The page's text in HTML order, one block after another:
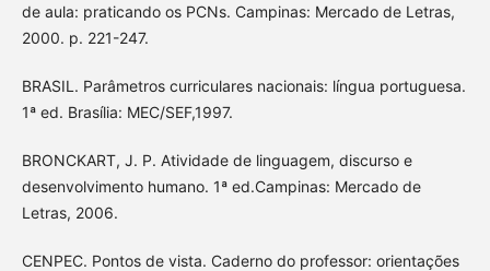
de aula: praticando os PCNs. Campinas: Mercado de Letras,
2000. p. 221-247.
BRASIL. Parâmetros curriculares nacionais: língua portuguesa.
1ª ed. Brasília: MEC/SEF,1997.
BRONCKART, J. P. Atividade de linguagem, discurso e
desenvolvimento humano. 1ª ed.Campinas: Mercado de
Letras, 2006.
CENPEC. Pontos de vista. Caderno do professor: orientações